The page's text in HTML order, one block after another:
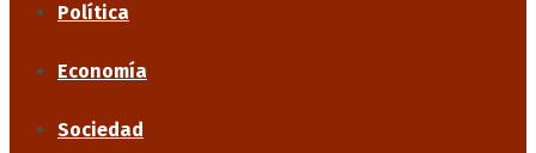
Política
Economía
Sociedad